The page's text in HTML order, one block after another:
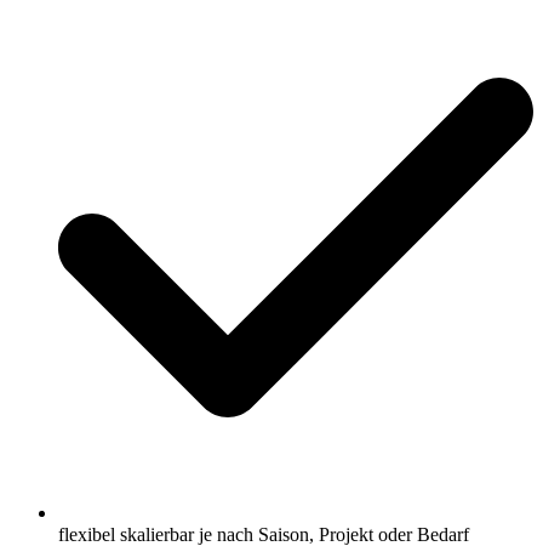
flexibel skalierbar je nach Saison, Projekt oder Bedarf